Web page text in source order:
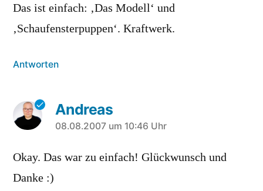
Das ist einfach: ‚Das Modell‘ und
‚Schaufensterpuppen‘. Kraftwerk.
Antworten
Andreas
sagt:
08.08.2007 um 10:46 Uhr
Okay. Das war zu einfach! Glückwunsch und
Danke :)